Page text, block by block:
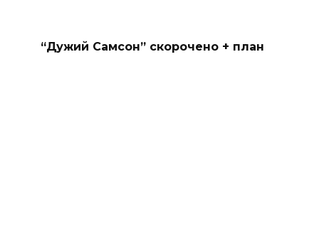
“Дужий Самсон” скорочено + план